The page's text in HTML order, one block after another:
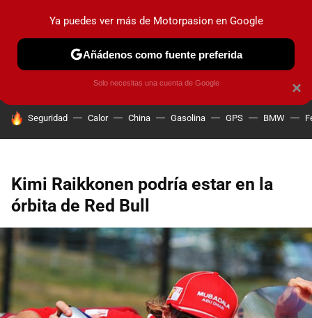
PRUEBAS COCHES ELÉCTRICOS OBSERVATORIO
HOY SE HABLA DE
Seguridad Calor China Gasolina GPS BMW
Kimi Raikkonen podría estar en la
órbita de Red Bull
×
Ya puedes ver más de Motorpasion en Google
Añádenos como fuente preferida
Solo necesitas una cuenta de Google